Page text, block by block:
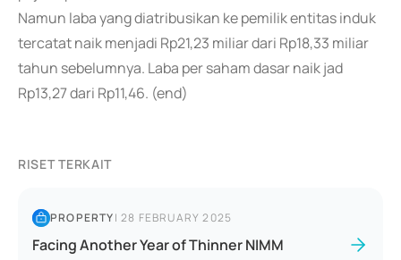
Namun laba yang diatribusikan ke pemilik entitas induk
tercatat naik menjadi Rp21,23 miliar dari Rp18,33 miliar
tahun sebelumnya. Laba per saham dasar naik jad
Rp13,27 dari Rp11,46. (end)
RISET TERKAIT
PROPERTY|28 FEBRUARY 2025
Facing Another Year of Thinner NIMM